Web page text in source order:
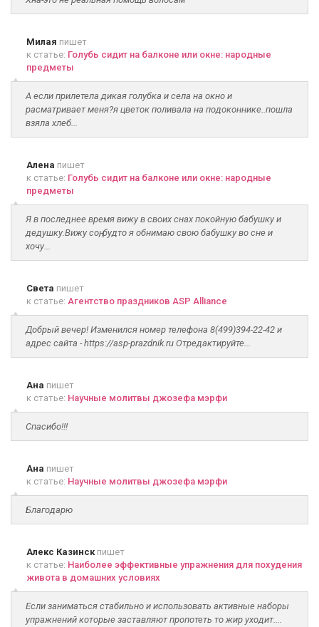
Милая пишет
к статье: Голубь сидит на балконе или окне: народные
предметы
А если прилетела дикая голубка и села на окно и
расматривает меня?я цветок поливала на подоконнике..пошла
взяла хлеб...
Алена пишет
к статье: Голубь сидит на балконе или окне: народные
предметы
Я в последнее время вижу в своих снах покойную бабушку и
дедушку.Вижу соң, будто я обнимаю свою бабушку во сне и
хочу...
Света пишет
к статье: Агентство праздников ASP Alliance
Добрый вечер! Изменился номер телефона 8(499)394-22-42 и
адрес сайта - https://asp-prazdnik.ru Отредактируйте...
Ана пишет
к статье: Научные молитвы джозефа мэрфи
Спасибо!!!
Ана пишет
к статье: Научные молитвы джозефа мэрфи
Благодарю
Алекс Казинскпишет
к статье: Наиболее эффективные упражнения для похудения
живота в домашних условиях
Если заниматься стабильно и использовать активные наборы
упражнений которые заставляют пропотеть то жир уходит....